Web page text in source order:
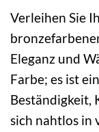
Verleihen Sie
Eleganz und
Farbe; es ist
Beständigkeit,
sich nahtlos in